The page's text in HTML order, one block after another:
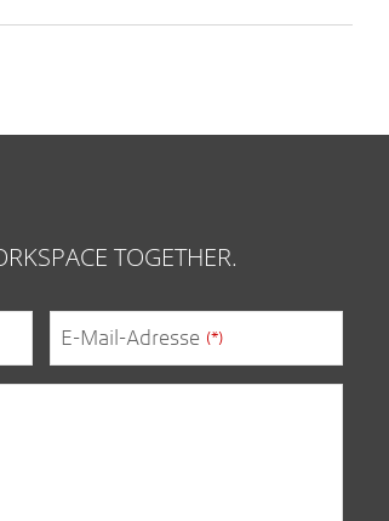
TOGETHER.
E-Mail-Adresse (*)